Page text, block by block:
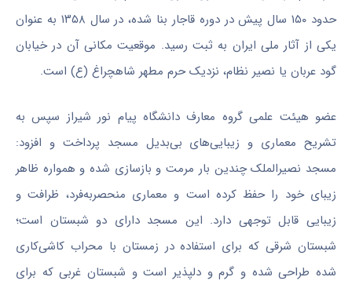
حدود ۱۵۰ سال پیش در دوره قاجار بنا شده، در سال ۱۳۵۸ به عنوان
یکی از آثار ملی ایران به ثبت رسید. موقعیت مکانی آن در خیابان
گود عربان یا نصیر نظام، نزدیک حرم مطهر شاهچراغ (ع) است.
عضو هیئت علمی گروه معارف دانشگاه پیام نور شیراز سپس به
تشریح معماری و زیبایی‌های بی‌بدیل مسجد پرداخت و افزود:
مسجد نصیرالملکچندین بار مرمت و بازسازی شده و همواره ظاهر
زیبای خود را حفظ کرده است و معماری منحصربه‌فرد، ظرافت و
زیبایی قابل توجهی دارد. این مسجد دارای دو شبستان است؛
شبستان شرقی که برای استفاده در زمستان با محراب کاشی‌کاری
شده طراحی شده و گرم و دلپذیر است و شبستان غربی که برای